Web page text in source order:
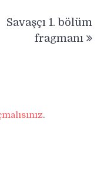
Savaşçı 1. bölüm
fragmanı
.